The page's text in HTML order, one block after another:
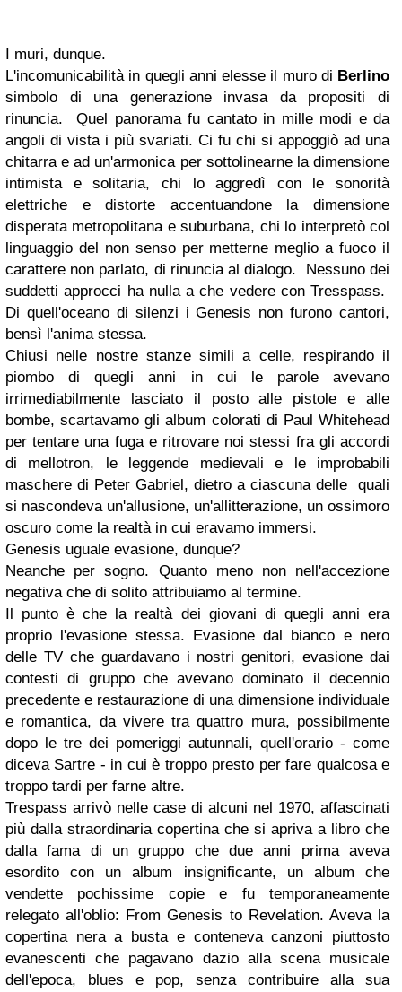
I muri, dunque.
L'incomunicabilità in quegli anni elesse il muro di Berlino
simbolo di una generazione invasa da propositi di
rinuncia.
Quel panorama fu cantato in mille modi e da
angoli di vista i più svariati. Ci fu chi si appoggiò ad una
chitarra e ad un'armonica per sottolinearne la dimensione
intimista e solitaria, chi lo aggredì con le sonorità
elettriche e distorte accentuandone la dimensione
disperata metropolitana e suburbana, chi lo interpretò col
linguaggio del non senso per metterne meglio a fuoco il
carattere non parlato, di rinuncia al dialogo.
Nessuno dei
suddetti approcci ha nulla a che vedere con Tresspass.
Di quell'oceano di silenzi i Genesis non furono cantori,
bensì l'anima stessa.
Chiusi nelle nostre stanze simili a celle, respirando il
piombo di quegli anni in cui le parole avevano
irrimediabilmente lasciato il posto alle pistole e alle
bombe, scartavamo gli album colorati di Paul Whitehead
per tentare una fuga e ritrovare noi stessi fra gli accordi
di mellotron, le leggende medievali e le improbabili
maschere di Peter Gabriel, dietro a ciascuna delle quali
si nascondeva un'allusione, un'allitterazione, un ossimoro
oscuro come la realtà in cui eravamo immersi.
Genesis uguale evasione, dunque?
Neanche per sogno. Quanto meno non nell'accezione
negativa che di solito attribuiamo al termine.
Il punto è che la realtà dei giovani di quegli anni era
proprio l'evasione stessa. Evasione dal bianco e nero
delle TV che guardavano i nostri genitori, evasione dai
contesti di gruppo che avevano dominato il decennio
precedente e restaurazione di una dimensione individuale
e romantica, da vivere tra quattro mura, possibilmente
dopo le tre dei pomeriggi autunnali, quell'orario - come
diceva Sartre - in cui è troppo presto per fare qualcosa e
troppo tardi per farne altre.
Trespass arrivò nelle case di alcuni nel 1970, affascinati
più dalla straordinaria copertina che si apriva a libro che
dalla fama di un gruppo che due anni prima aveva
esordito con un album insignificante, un album che
vendette pochissime copie e fu temporaneamente
relegato all'oblio: From Genesis to Revelation. Aveva la
copertina nera a busta e conteneva canzoni piuttosto
evanescenti che pagavano dazio alla scena musicale
dell'epoca, blues e pop, senza contribuire alla sua